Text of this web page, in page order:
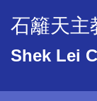
石籬天主
Shek Lei